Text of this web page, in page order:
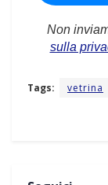
Non
sulla
Tags: vetrina